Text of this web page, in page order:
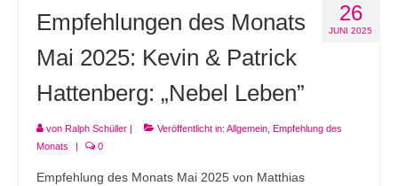
26
JUNI 2025
Empfehlungen des Monats
Mai 2025: Kevin & Patrick
Hattenberg: „Nebel Leben”
von Ralph Schüller | Veröffentlicht in: Allgemein Empfehlung des
Monats
| 0
Empfehlung des Monats Mai 2025 von Matthias